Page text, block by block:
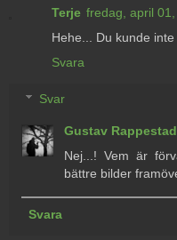
Terje fredag, april
Hehe... Du kunde
Svara
Svar
Gustav Rappestad
Nej...! Vem är
bättre bilder
Svara